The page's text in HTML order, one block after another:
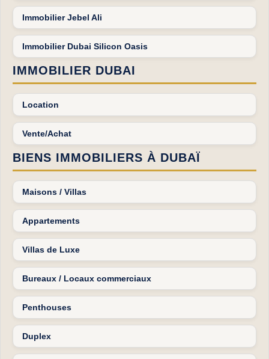
Immobilier Jebel Ali
Immobilier Dubai Silicon Oasis
IMMOBILIER DUBAI
Location
Vente/Achat
BIENS IMMOBILIERS À DUBAÏ
Maisons / Villas
Appartements
Villas de Luxe
Bureaux / Locaux commerciaux
Penthouses
Duplex